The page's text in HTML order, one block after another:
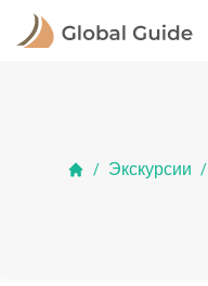
/ Экскурсии /